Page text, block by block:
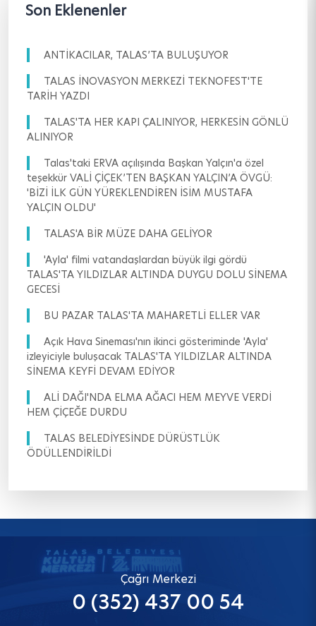
Son Eklenenler
ANTİKACILAR, TALAS’TA BULUŞUYOR
TALAS İNOVASYON MERKEZİ TEKNOFEST'TE
TARİH YAZDI
TALAS'TA HER KAPI ÇALINIYOR, HERKESİN GÖNLÜ
ALINIYOR
Talas'taki ERVA açılışında Başkan Yalçın'a özel
teşekkür VALİ ÇİÇEK’TEN BAŞKAN YALÇIN’A ÖVGÜ:
'BİZİ İLK GÜN YÜREKLENDİREN İSİM MUSTAFA
YALÇIN OLDU'
TALAS'A BİR MÜZE DAHA GELİYOR
'Ayla' filmi vatandaşlardan büyük ilgi gördü
TALAS'TA YILDIZLAR ALTINDA DUYGU DOLU SİNEMA
GECESİ
BU PAZAR TALAS'TA MAHARETLİ ELLER VAR
Açık Hava Sineması'nın ikinci gösteriminde 'Ayla'
izleyiciyle buluşacak TALAS'TA YILDIZLAR ALTINDA
SİNEMA KEYFİ DEVAM EDİYOR
ALİ DAĞI'NDA ELMA AĞACI HEM MEYVE VERDİ
HEM ÇİÇEĞE DURDU
TALAS BELEDİYESİNDE DÜRÜSTLÜK
ÖDÜLLENDİRİLDİ
Çağrı Merkezi
0 (352) 437 00 54